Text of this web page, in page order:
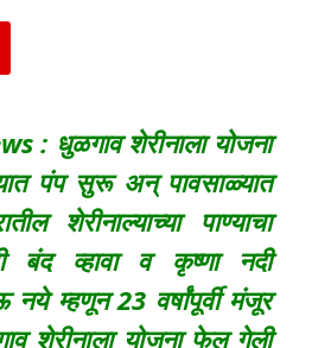
: धुळगाव शेरीनाला योजना
पंप सुरू अन् पावसाळ्यात
शेरीनाल्याच्या पाण्याचा
बंद व्हावा व कृष्णा नदी
नये म्हणून 23 वर्षांपूर्वी मंजूर
शेरीनाला योजना फेल गेली